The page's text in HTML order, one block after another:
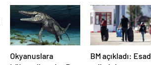
Okyanuslara
BM açıkladı: Esad